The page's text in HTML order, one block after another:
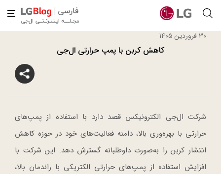
۳۰ فروردین ۱۴۰۵
کاهش کربن با پمپ حرارتی ال‌جی
شرکت ال‌جی الکترونیکس قصد دارد با استفاده از پمپ‌های
حرارتی با بهره‌وری بالا، دامنه فعالیت‌های خود در حوزه کاهش
انتشار کربن را به‌صورت داوطلبانه گسترش دهد. این شرکت با
افزایش استفاده از پمپ‌های حرارتی الکتریکی با راندمان بالا،